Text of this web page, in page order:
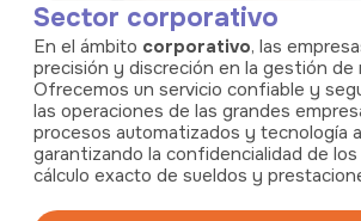
Sector corporativo
En el ámbito corporativo, las
precisión y discreción en la gestión de
Ofrecemos un servicio confiable y
las operaciones de las grandes
procesos automatizados y tecnología
garantizando la confidencialidad de
cálculo exacto de sueldos y